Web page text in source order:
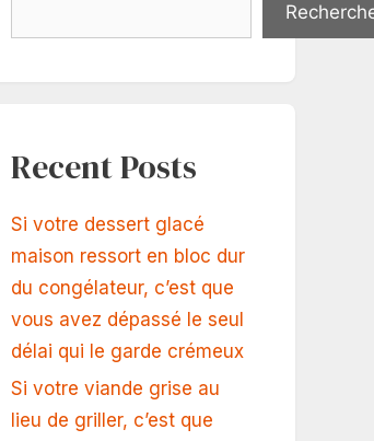
Recent Posts
Si votre dessert glacé
maison ressort en bloc dur
du congélateur, c’est que
vous avez dépassé le seul
délai qui le garde crémeux
Si votre viande grise au
lieu de griller, c’est que